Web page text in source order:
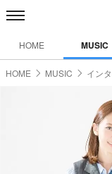
HOME MUSIC
HOME MUSIC イン